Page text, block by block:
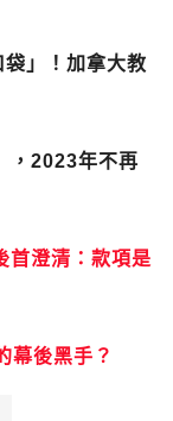
」！加拿大教
，2023年不再
首澄清：款項是
幕後黑手？